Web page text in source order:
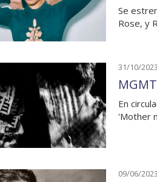
Se
Rose, y
31/10/2023
En
'Mother
09/06/2023